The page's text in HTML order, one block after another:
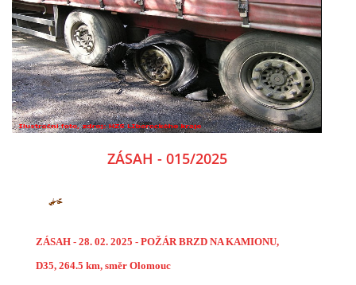
ZÁSAH - 015/2025
ZÁSAH - 28. 02. 2025 - POŽÁR BRZD NA KAMIONU,
D35, 264.5 km, směr Olomouc